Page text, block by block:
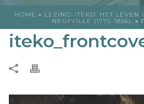
HOME » LEZING: ITEKO. HET LEVEN
NEUFVILLE (1775-1856). »